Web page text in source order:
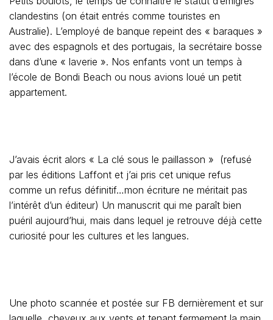
clandestins (on était entrés comme touristes en
Australie). L’employé de banque repeint des « baraques »
avec des espagnols et des portugais, la secrétaire bosse
dans d’une « laverie ». Nos enfants vont un temps à
l’école de Bondi Beach ou nous avions loué un petit
appartement.
J’avais écrit alors « La clé sous le paillasson » (refusé
par les éditions Laffont et j’ai pris cet unique refus
comme un refus définitif…mon écriture ne méritait pas
l’intérêt d’un éditeur) Un manuscrit qui me paraît bien
puéril aujourd’hui, mais dans lequel je retrouve déjà cette
curiosité pour les cultures et les langues.
Une photo scannée et postée sur FB dernièrement et sur